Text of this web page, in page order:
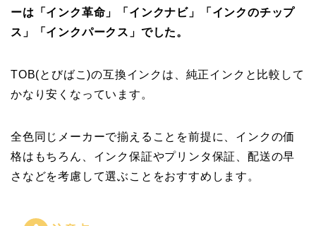
ーは 「インク革命」「インクナビ」「インクのチップ
ス」「インクパークス」 でした。
TOB(とびばこ)の互換インクは、純正インクと比較して
かなり安くなっています。
全色同じメーカーで揃えることを前提に、インクの価
格はもちろん、インク保証やプリンタ保証、配送の早
さなどを考慮して選ぶことをおすすめします。